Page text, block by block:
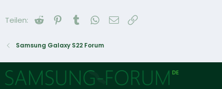
Teilen: Reddit Pinterest
Tumblr WhatsApp
E-Mail
Samsung Galaxy S22 Forum